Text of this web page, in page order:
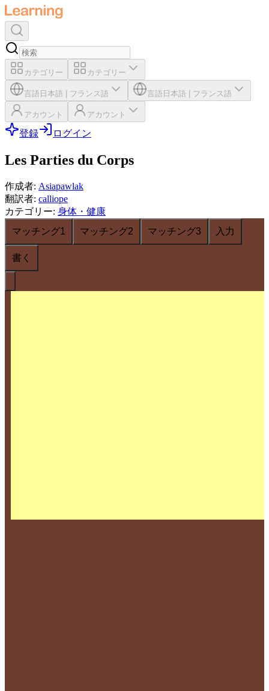
カテゴリー カテゴリー
言語 日本語 フランス語 言語 日本語 フランス語
アカウント アカウント
登録 ログイン
Les Parties du Corps
作成者: Asiapawlak
翻訳者: calliope
カテゴリー: 身体・健康
マッチング1
マッチング2 マッチング3 入力
書く